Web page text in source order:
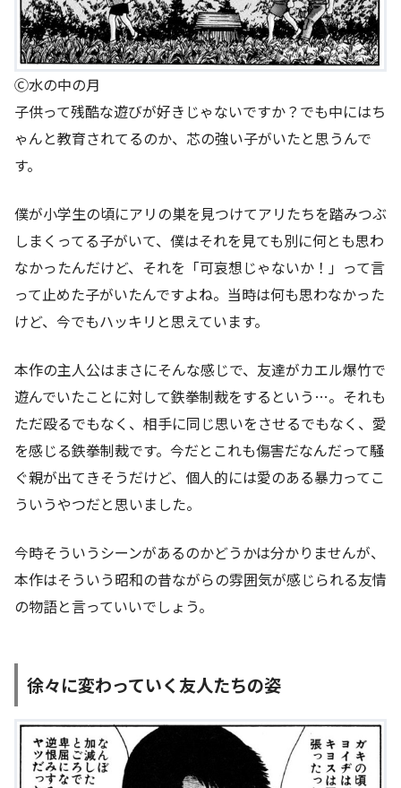
Ⓒ水の中の月
子供って残酷な遊びが好きじゃないですか？でも中にはち
ゃんと教育されてるのか、芯の強い子がいたと思うんで
す。
僕が小学生の頃にアリの巣を見つけてアリたちを踏みつぶ
しまくってる子がいて、僕はそれを見ても別に何とも思わ
なかったんだけど、それを「可哀想じゃないか！」って言
って止めた子がいたんですよね。当時は何も思わなかった
けど、今でもハッキリと思えています。
本作の主人公はまさにそんな感じで、友達がカエル爆竹で
遊んでいたことに対して鉄拳制裁をするという…。それも
ただ殴るでもなく、相手に同じ思いをさせるでもなく、愛
を感じる鉄拳制裁です。今だとこれも傷害だなんだって騒
ぐ親が出てきそうだけど、個人的には愛のある暴力ってこ
ういうやつだと思いました。
今時そういうシーンがあるのかどうかは分かりませんが、
本作はそういう昭和の昔ながらの雰囲気が感じられる友情
の物語と言っていいでしょう。
徐々に変わっていく友人たちの姿